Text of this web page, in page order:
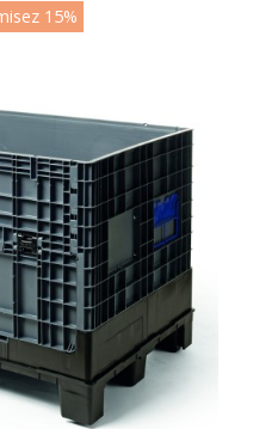
15%